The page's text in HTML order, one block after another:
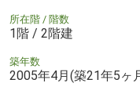
所在階 / 階数
1階 / 2階建
築年数
2005年4月(築21年5ヶ